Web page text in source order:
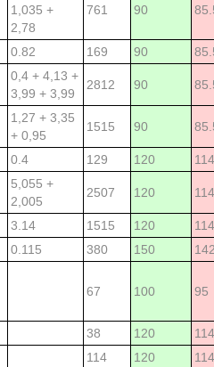
1,035 +
2,78
761 90
0.82 169 90
0,4 + 4,13 +
3,99 + 3,99
2812 90
1,27 + 3,35
+ 0,95
1515 90
0.4 129 120 114
5,055 +
2,005
2507 120 114
3.14 1515 120
114
0.115 380 150
67 100 95
38 120
114
114 120
114